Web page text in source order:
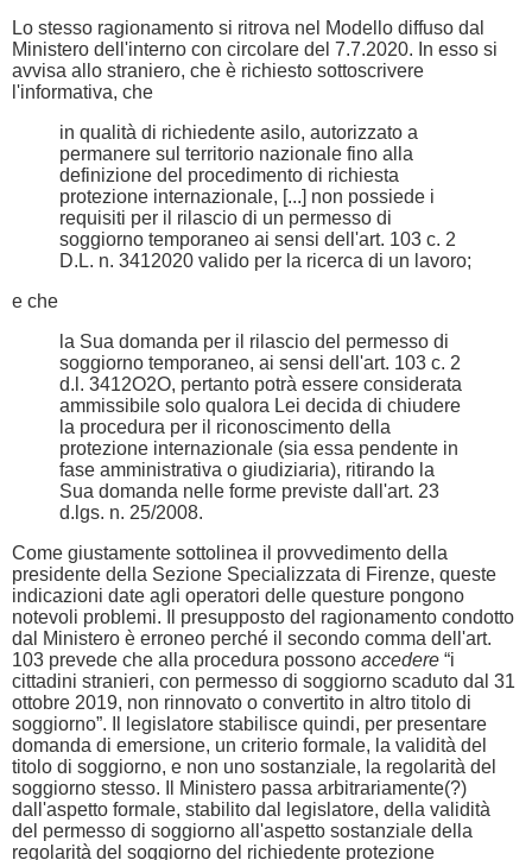
Lo stesso ragionamento si ritrova nel Modello diffuso dal
Ministero dell'interno con circolare del 7.7.2020. In esso si
avvisa allo straniero, che è richiesto sottoscrivere
l'informativa, che
in qualità di richiedente asilo, autorizzato a
permanere sul territorio nazionale fino alla
definizione del procedimento di richiesta
protezione internazionale, [...] non possiede i
requisiti per il rilascio di un permesso di
soggiorno temporaneo ai sensi dell'art. 103 c. 2
D.L. n. 3412020 valido per la ricerca di un lavoro;
e che
la Sua domanda per il rilascio del permesso di
soggiorno temporaneo, ai sensi dell'art. 103 c. 2
d.l. 3412O2O, pertanto potrà essere considerata
ammissibile solo qualora Lei decida di chiudere
la procedura per il riconoscimento della
protezione internazionale (sia essa pendente in
fase amministrativa o giudiziaria), ritirando la
Sua domanda nelle forme previste dall'art. 23
d.lgs. n. 25/2008.
Come giustamente sottolinea il provvedimento della
presidente della Sezione Specializzata di Firenze, queste
indicazioni date agli operatori delle questure pongono
notevoli problemi. Il presupposto del ragionamento condotto
dal Ministero è erroneo perché il secondo comma dell'art.
103 prevede che alla procedura possono accedere “i
cittadini stranieri, con permesso di soggiorno scaduto dal 31
ottobre 2019, non rinnovato o convertito in altro titolo di
soggiorno”. Il legislatore stabilisce quindi, per presentare
domanda di emersione, un criterio formale, la validità del
titolo di soggiorno, e non uno sostanziale, la regolarità del
soggiorno stesso. Il Ministero passa arbitrariamente(?)
dall'aspetto formale, stabilito dal legislatore, della validità
del permesso di soggiorno all'aspetto sostanziale della
regolarità del soggiorno del richiedente protezione